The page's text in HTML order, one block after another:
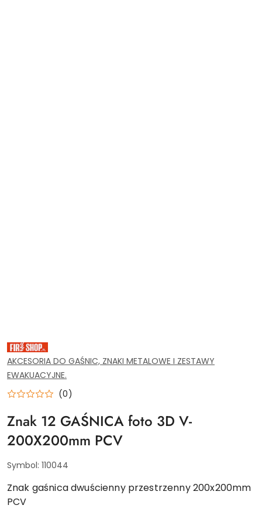
SPRZĘT
PPOŻ,
WYPOSAŻENIE
I
NARZĘDZIA
SERWISU
GAŚNIC.
PRZEMYSŁU
I
INSTYTUCJI.
AKCESORIA
GAŚNIC
ZNAKÓW.
AKCESORIA DO GAŚNIC, ZNAKI METALOWE I ZESTAWY
EWAKUACYJNE.
(0)
Znak 12 GAŚNICA foto 3D V-
200X200mm PCV
Symbol: 110044
Znak gaśnica dwuścienny przestrzenny 200x200mm
PCV